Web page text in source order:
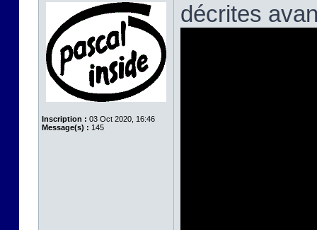
Inscription : 03 Oct 2020, 16:46
Message(s) : 145
décrites